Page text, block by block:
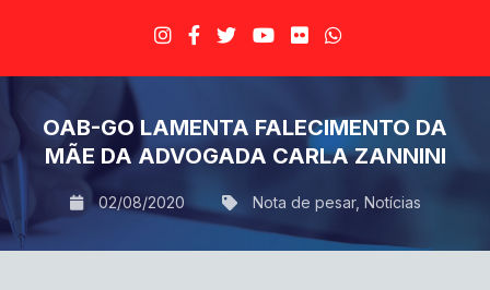
OAB-GO LAMENTA FALECIMENTO DA
MÃE DA ADVOGADA CARLA ZANNINI
02/08/2020 Nota de pesar, Notícias